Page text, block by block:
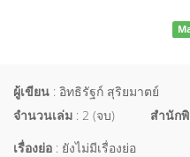
ผู้เขียน : อิทธิรัฐก์ สุริยมาตย์
จำนวนเล่ม : 2 (จบ) สำนัก
เรื่องย่อ : ยังไม่มีเรื่องย่อ